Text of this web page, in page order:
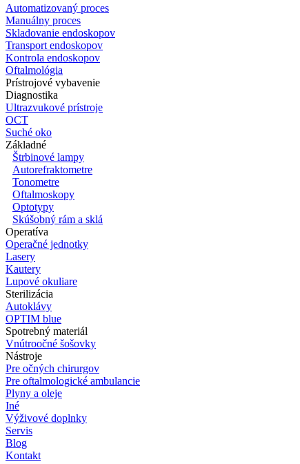
Automatizovaný proces
Manuálny proces
Skladovanie endoskopov
Transport endoskopov
Kontrola endoskopov
Oftalmológia
Prístrojové vybavenie
Diagnostika
Ultrazvukové prístroje
OCT
Suché oko
Základné
Štrbinové lampy
Autorefraktometre
Tonometre
Oftalmoskopy
Optotypy
Skúšobný rám a sklá
Operatíva
Operačné jednotky
Lasery
Kautery
Lupové okuliare
Sterilizácia
Autoklávy
OPTIM blue
Spotrebný materiál
Vnútroočné šošovky
Nástroje
Pre očných chirurgov
Pre oftalmologické ambulancie
Plyny a oleje
Iné
Výživové doplnky
Servis
Blog
Kontakt